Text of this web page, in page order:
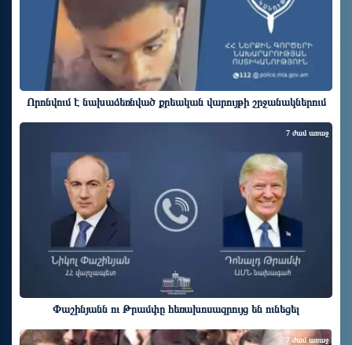
Որոնվում է նախաձեռնված քրեական վարույթի շրջանակներում
Փաշինյանն ու Թրամփը հեռախոսազրույց են ունեցել
7 ժամ առաջ
7 ժամ առաջ